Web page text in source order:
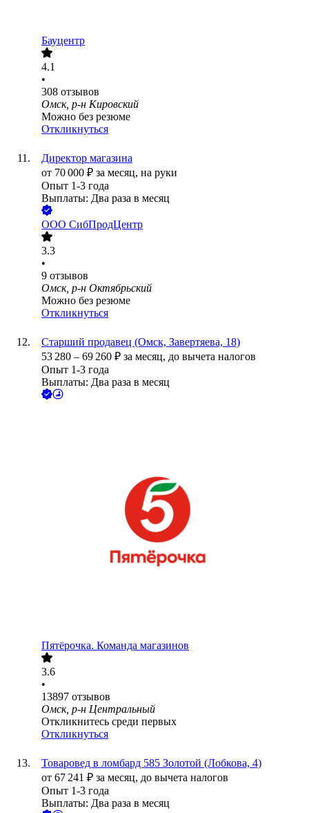
Бауцентр
4.1
•
308 отзывов
Омск, р-н Кировский
Можно без резюме
Откликнуться
Директор магазина
от 70 000 ₽ за месяц, на руки
Опыт 1-3 года
Выплаты: Два раза в месяц
ООО СибПродЦентр
3.3
•
9 отзывов
Омск, р-н Октябрьский
Можно без резюме
Откликнуться
Старший продавец (Омск, Завертяева, 18)
53 280 – 69 260 ₽ за месяц, до вычета налогов
Опыт 1-3 года
Выплаты: Два раза в месяц
Пятёрочка. Команда магазинов
3.6
•
13897 отзывов
Омск, р-н Центральный
Откликнитесь среди первых
Откликнуться
Товаровед в ломбард 585 Золотой (Лобкова, 4)
от 67 241 ₽ за месяц, до вычета налогов
Опыт 1-3 года
Выплаты: Два раза в месяц